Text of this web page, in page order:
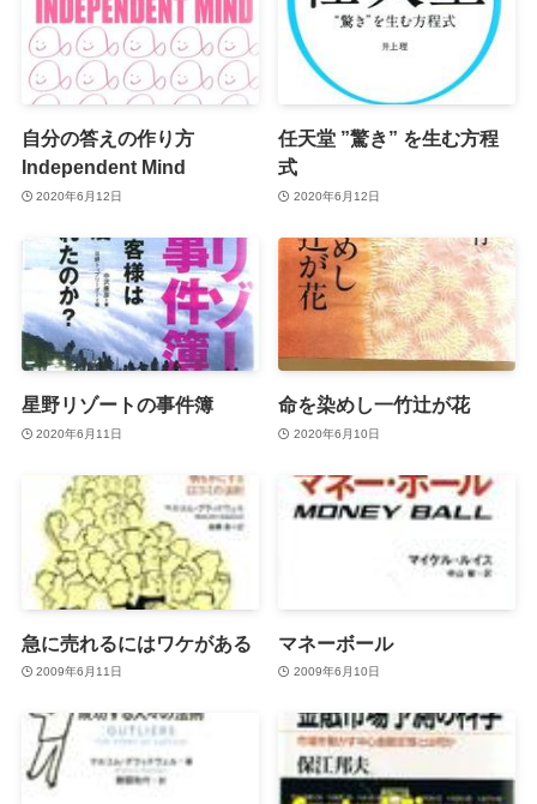
自分の答えの作り方
Independent Mind
2020年6月12日
任天堂 ”驚き” を生む方程
式
2020年6月12日
星野リゾートの事件簿
2020年6月11日
命を染めし一竹辻が花
2020年6月10日
急に売れるにはワケがある
2009年6月11日
マネーボール
2009年6月10日